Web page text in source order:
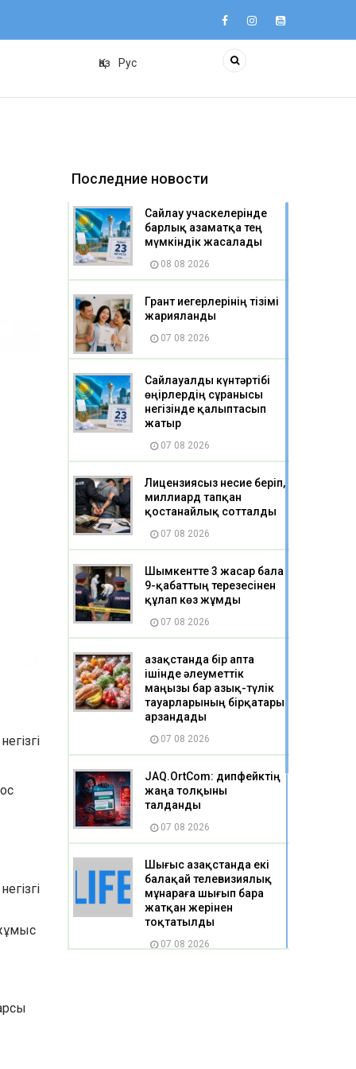
Қаз Рус
Последние новости
Сайлау учаскелерінде
барлық азаматқа тең
мүмкіндік жасалады
08 08 2026
Грант иегерлерінің тізімі
жарияланды
07 08 2026
Сайлауалды күнтәртібі
өңірлердің сұранысы
негізінде қалыптасып
жатыр
07 08 2026
Лицензиясыз несие беріп,
миллиард тапқан
қостанайлық сотталды
07 08 2026
Шымкентте 3 жасар бала
9-қабаттың терезесінен
құлап көз жұмды
07 08 2026
Қазақстанда бір апта
ішінде әлеуметтік
маңызы бар азық-түлік
тауарларының бірқатары
арзандады
07 08 2026
JAQ.OrtCom: дипфейктің
жаңа толқыны
талданды
07 08 2026
Шығыс Қазақстанда екі
балақай телевизиялық
мұнараға шығып бара
жатқан жерінен
тоқтатылды
07 08 2026